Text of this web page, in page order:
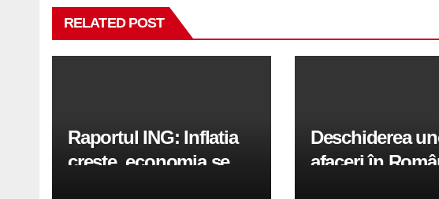
RELATED POST
Raportul ING: Inflatia
creste, economia se
Deschiderea
afaceri în